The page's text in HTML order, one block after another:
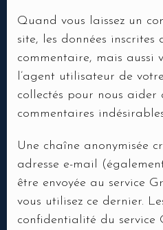
Quand vous laissez un
site, les données
commentaire, mais aussi
l’agent utilisateur de
collectés pour nous aider
commentaires
Une chaîne anonymisée
adresse e-mail
être envoyée au service
vous utilisez ce dernier.
confidentialité du service